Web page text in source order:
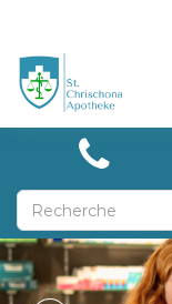
Accueil
Catégories
Actualités
À propos
Contact